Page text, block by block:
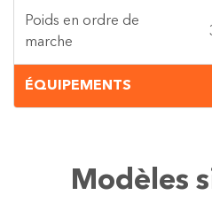
Poids en ordre de
marche
ÉQUIPEMENTS
Modèles